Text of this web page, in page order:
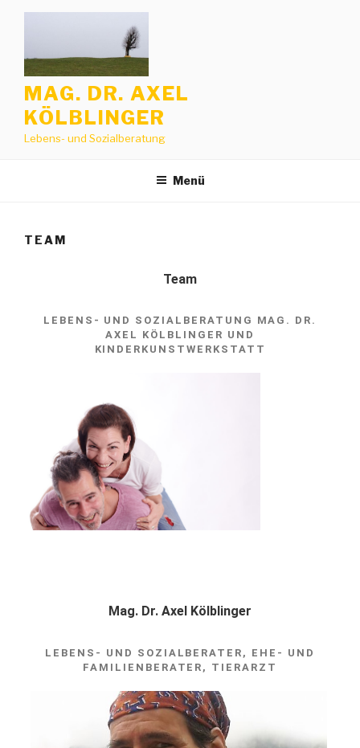
MAG. DR. AXEL
KÖLBLINGER
Lebens- und Sozialberatung
Menü
TEAM
Team
LEBENS- UND SOZIALBERATUNG MAG. DR.
AXEL KÖLBLINGER UND
KINDERKUNSTWERKSTATT
Mag. Dr. Axel Kölblinger
LEBENS- UND SOZIALBERATER, EHE- UND
FAMILIENBERATER, TIERARZT